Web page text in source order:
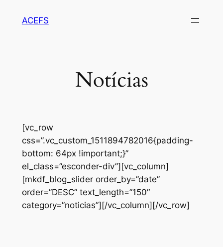
ACEFS
Notícias
[vc_row
css=”.vc_custom_1511894782016{padding-
bottom: 64px !important;}”
el_class=”esconder-div”][vc_column]
[mkdf_blog_slider order_by=”date”
order=”DESC” text_length=”150″
category=”noticias”][/vc_column][/vc_row]